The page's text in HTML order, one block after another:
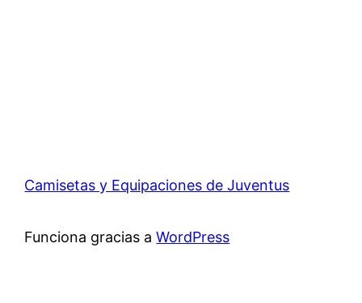
Camisetas y Equipaciones de Juventus
Funciona gracias aWordPress